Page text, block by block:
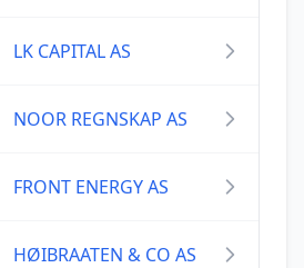
LK CAPITAL AS
NOOR REGNSKAP AS
FRONT ENERGY AS
HØIBRAATEN & CO AS